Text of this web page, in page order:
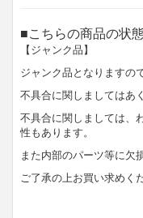
■こちらの商品の状
【ジャンク品】
ジャンク品となりますの
不具合に関しましてはあ
不具合に関しましては、
性もあります。
また内部のパーツ等に欠
ご了承の上お買い求めく